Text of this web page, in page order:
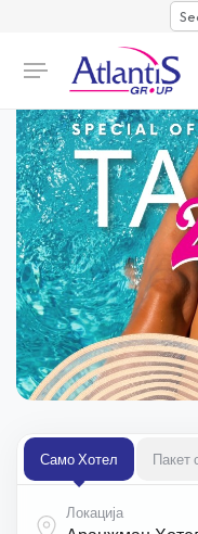
Само Хотел Пакет
Локација